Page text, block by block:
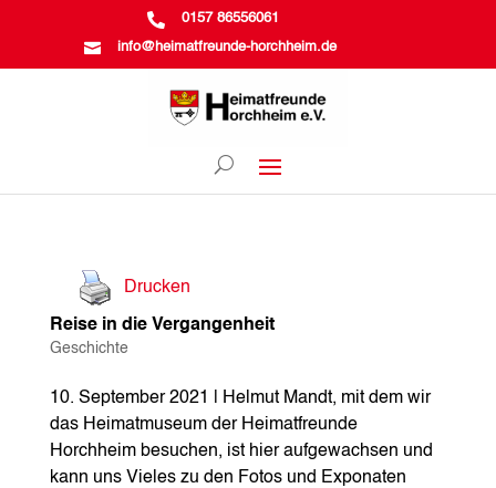
 0157 86556061
 info@heimatfreunde-horchheim.de
Drucken
Reise in die Vergangenheit
Geschichte
10. September 2021 | Helmut Mandt, mit dem wir
das Heimatmuseum der Heimatfreunde
Horchheim besuchen, ist hier aufgewachsen und
kann uns Vieles zu den Fotos und Exponaten